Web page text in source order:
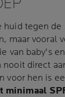
huid tegen de
maar vooral
van baby's
direct
voor hen is
minimaal